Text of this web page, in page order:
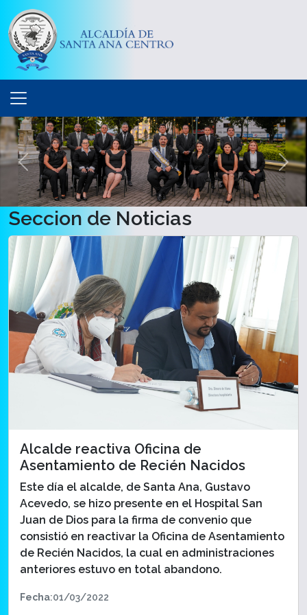
Anterior
Seccion de Noticias
Alcalde reactiva Oficina de
Asentamiento de Recién Nacidos
Este día el alcalde, de Santa Ana, Gustavo
Acevedo, se hizo presente en el Hospital San
Juan de Dios para la firma de convenio que
consistió en reactivar la Oficina de Asentamiento
de Recién Nacidos, la cual en administraciones
anteriores estuvo en total abandono.
Fecha:01/03/2022